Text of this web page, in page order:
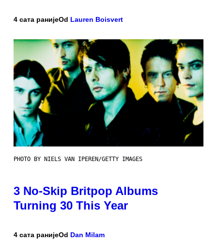
4 сата ранијеOd Lauren Boisvert
PHOTO BY NIELS VAN IPEREN/GETTY IMAGES
3 No-Skip Britpop Albums
Turning 30 This Year
4 сата ранијеOd Dan Milam